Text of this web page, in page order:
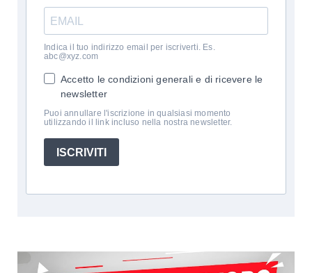
Indica il tuo indirizzo email per iscriverti. Es.
abc@xyz.com
Accetto le condizioni generali e di ricevere le
newsletter
Puoi annullare l'iscrizione in qualsiasi momento
utilizzando il link incluso nella nostra newsletter.
ISCRIVITI